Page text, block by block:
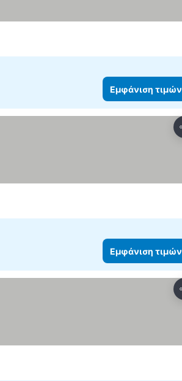
Εμφάνιση τιμών
Εμφάνιση τιμών